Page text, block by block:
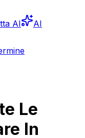
AI AI
Le
In